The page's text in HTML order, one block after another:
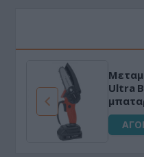
Ultra